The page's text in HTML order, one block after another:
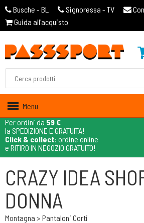
Busche - BL Signoressa - TV
Guida all'acquisto
Menu
Per ordini da 59 €
la SPEDIZIONE È GRATUITA!
Click & collect: ordine online
e RITIRO IN NEGOZIO GRATUITO!
CRAZY IDEA
DONNA
Montagna > Pantaloni Corti